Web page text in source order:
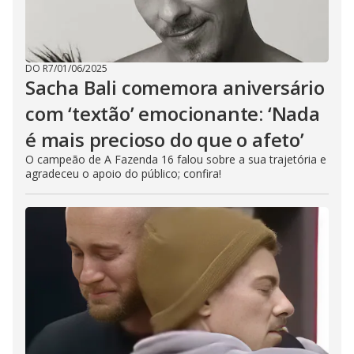
DO R7/01/06/2025
Sacha Bali comemora aniversário
com ‘textão’ emocionante: ‘Nada
é mais precioso do que o afeto’
O campeão de A Fazenda 16 falou sobre a sua trajetória e
agradeceu o apoio do público; confira!